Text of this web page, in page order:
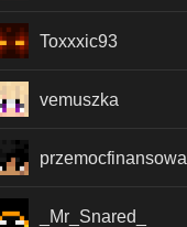
Toxxxic93
vemuszka
przemocfinansowa
_Mr_Snared_